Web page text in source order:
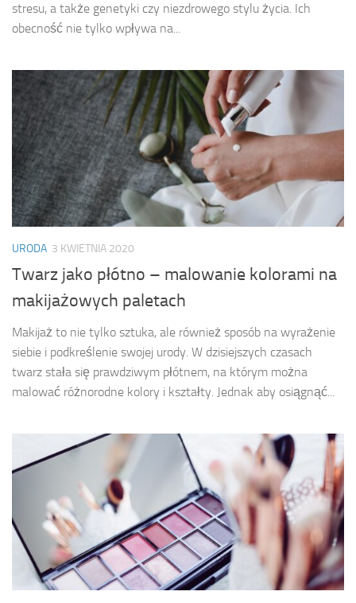
stresu, a także genetyki czy niezdrowego stylu życia. Ich
obecność nie tylko wpływa na...
URODA 3 KWIETNIA 2020
Twarz jako płótno – malowanie kolorami na
makijażowych paletach
Makijaż to nie tylko sztuka, ale również sposób na wyrażenie
siebie i podkreślenie swojej urody. W dzisiejszych czasach
twarz stała się prawdziwym płótnem, na którym można
malować różnorodne kolory i kształty. Jednak aby osiągnąć...